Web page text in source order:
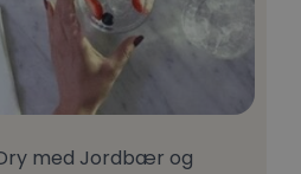
med Jordbær og